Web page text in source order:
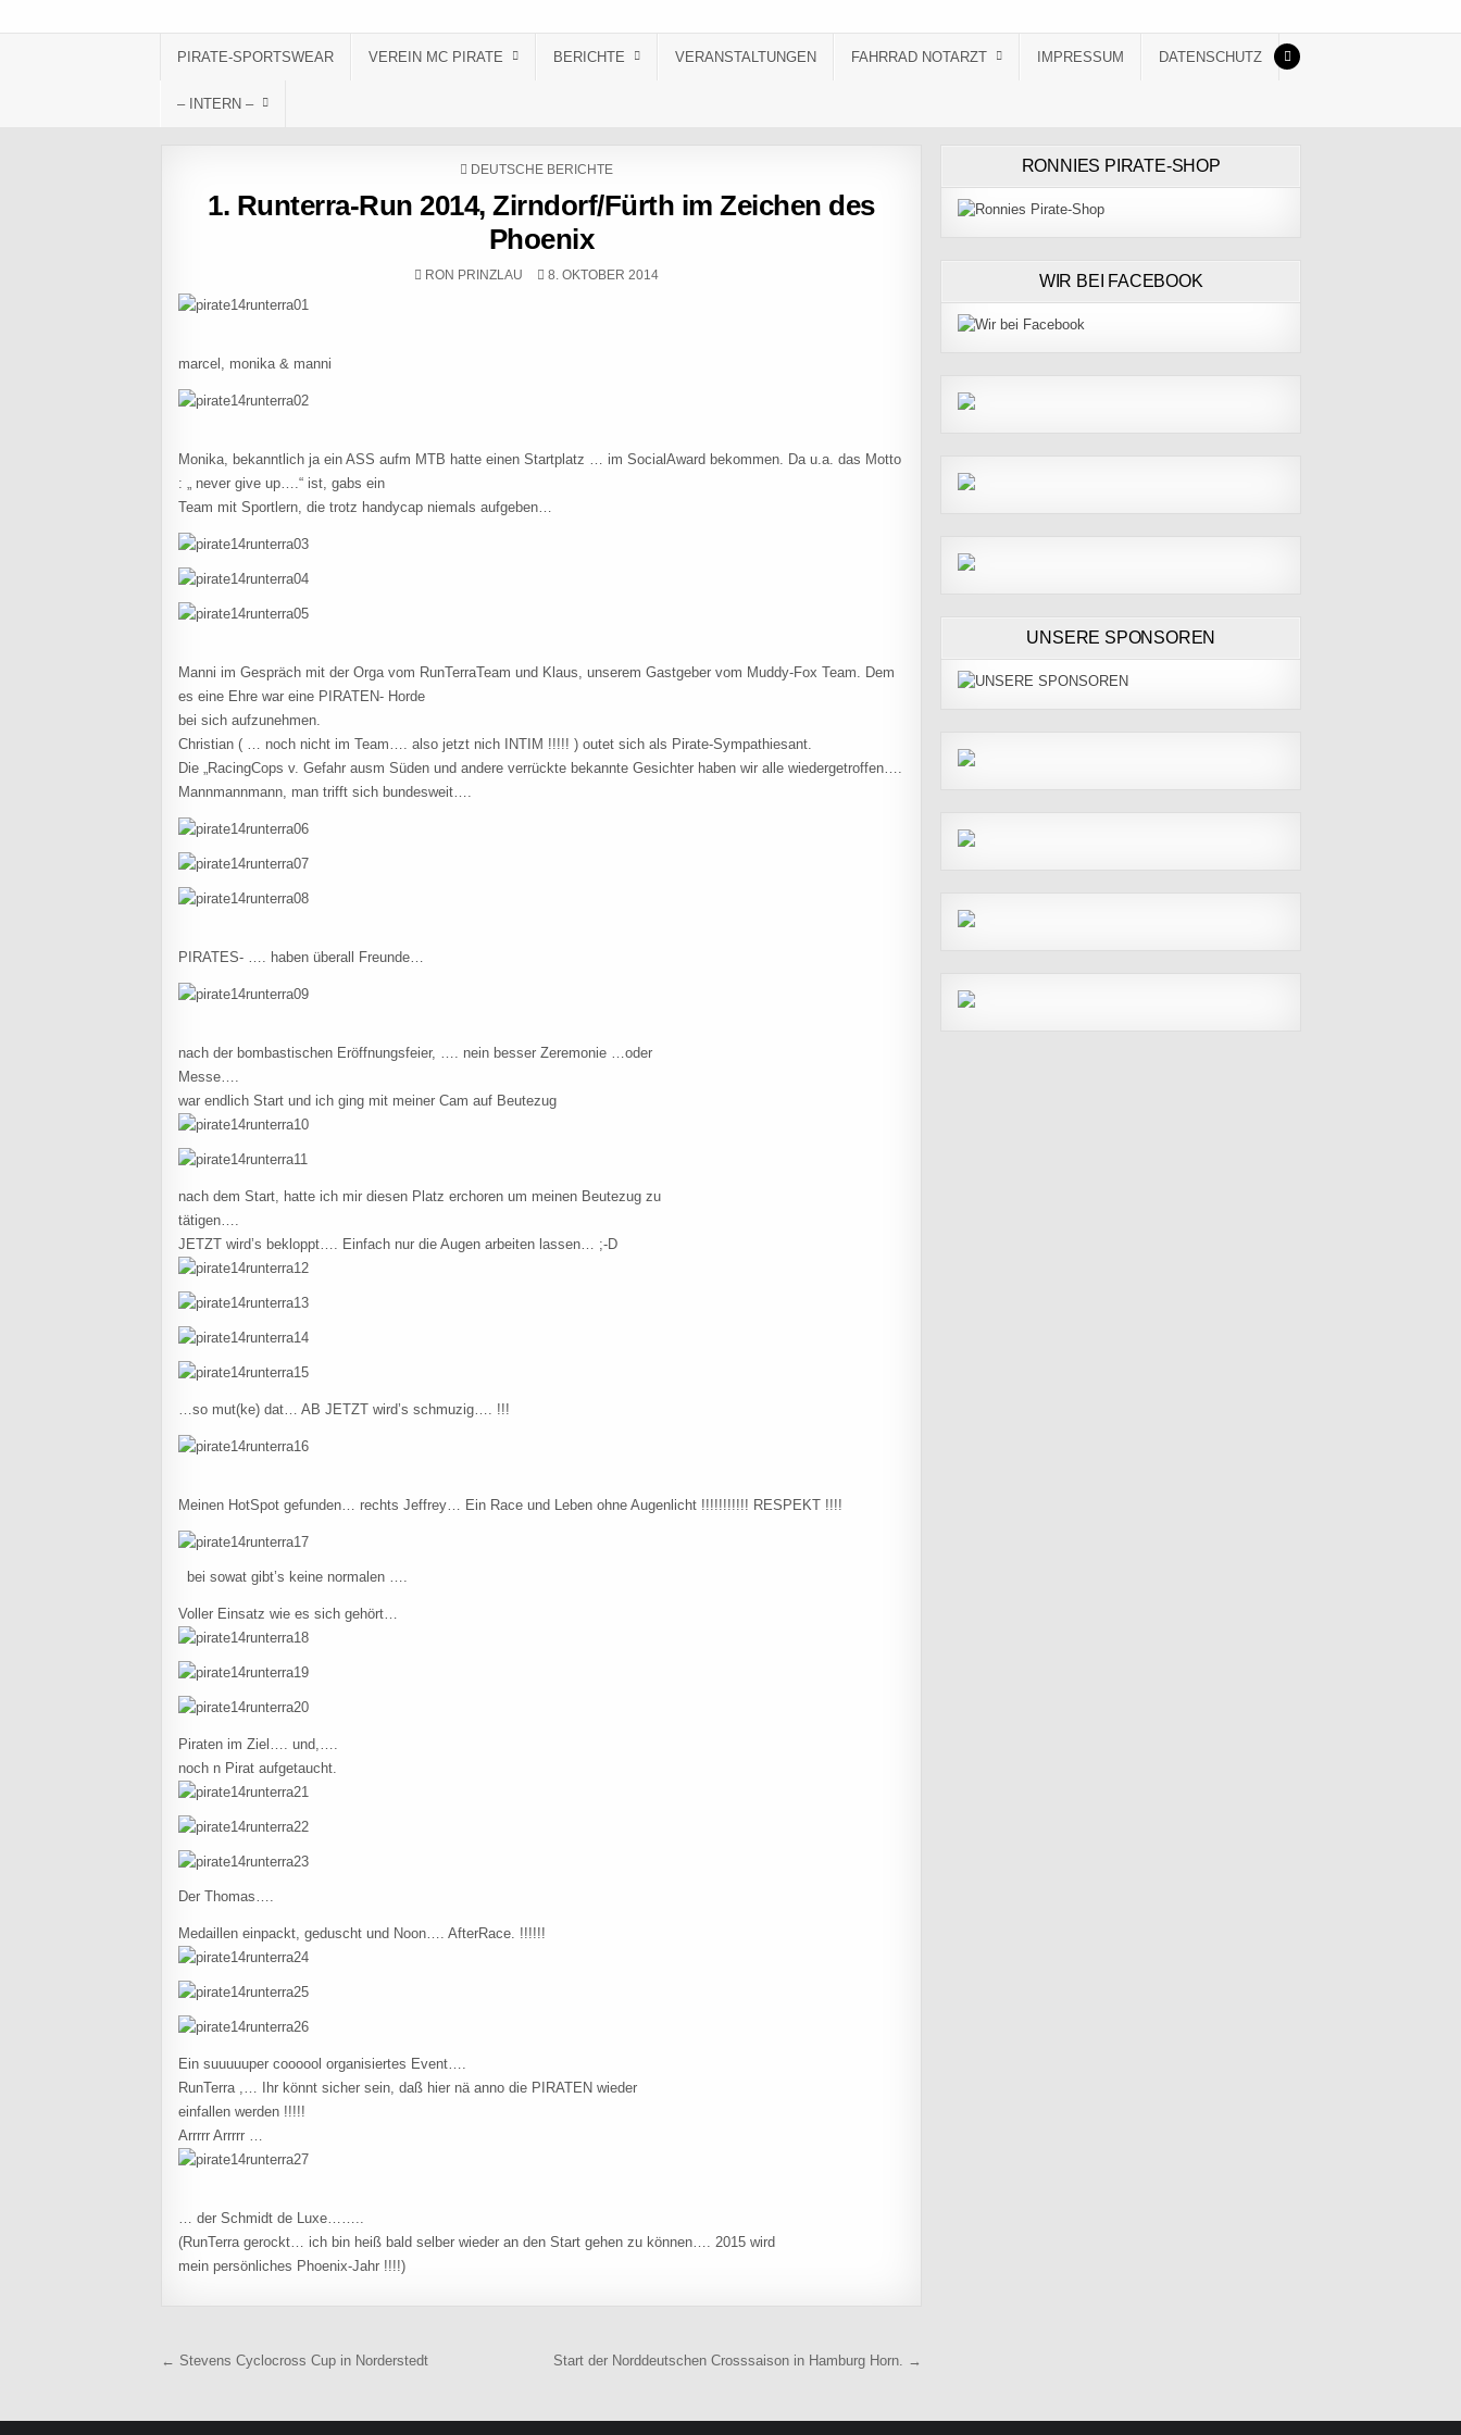
PIRATE-SPORTSWEAR VEREIN MC PIRATE BERICHTE VERANSTALTUNGEN FAHRRAD NOTARZT IMPRESSUM DATENSCHUTZ
– INTERN –
POSTED IN
DEUTSCHE BERICHTE
1. Runterra-Run 2014, Zirndorf/Fürth im Zeichen des
Phoenix
AUTHOR:
RON PRINZLAU PUBLISHED DATE:
8. OKTOBER 2014
marcel, monika & manni
Monika, bekanntlich ja ein ASS aufm MTB hatte einen Startplatz … im SocialAward bekommen. Da u.a. das Motto
: „ never give up….“ ist, gabs ein
Team mit Sportlern, die trotz handycap niemals aufgeben…
Manni im Gespräch mit der Orga vom RunTerraTeam und Klaus, unserem Gastgeber vom Muddy-Fox Team. Dem
es eine Ehre war eine PIRATEN- Horde
bei sich aufzunehmen.
Christian ( … noch nicht im Team…. also jetzt nich INTIM !!!!! ) outet sich als Pirate-Sympathiesant.
Die „RacingCops v. Gefahr ausm Süden und andere verrückte bekannte Gesichter haben wir alle wiedergetroffen….
Mannmannmann, man trifft sich bundesweit….
PIRATES- …. haben überall Freunde…
nach der bombastischen Eröffnungsfeier, …. nein besser Zeremonie …oder
Messe….
war endlich Start und ich ging mit meiner Cam auf Beutezug
nach dem Start, hatte ich mir diesen Platz erchoren um meinen Beutezug zu
tätigen….
JETZT wird’s bekloppt…. Einfach nur die Augen arbeiten lassen… ;-D
…so mut(ke) dat… AB JETZT wird’s schmuzig…. !!!
Meinen HotSpot gefunden… rechts Jeffrey… Ein Race und Leben ohne Augenlicht !!!!!!!!!!! RESPEKT !!!!
bei sowat gibt’s keine normalen ….
Voller Einsatz wie es sich gehört…
Piraten im Ziel…. und,….
noch n Pirat aufgetaucht.
Der Thomas….
Medaillen einpackt, geduscht und Noon…. AfterRace. !!!!!!
Ein suuuuuper coooool organisiertes Event….
RunTerra ,… Ihr könnt sicher sein, daß hier nä anno die PIRATEN wieder
einfallen werden !!!!!
Arrrrr Arrrrr …
… der Schmidt de Luxe……..
(RunTerra gerockt… ich bin heiß bald selber wieder an den Start gehen zu können…. 2015 wird
mein persönliches Phoenix-Jahr !!!!)
Beitragsnavigation
← Stevens Cyclocross Cup in Norderstedt Start der Norddeutschen Crosssaison in Hamburg Horn. →
RONNIES PIRATE-SHOP
WIR BEI FACEBOOK
UNSERE SPONSOREN